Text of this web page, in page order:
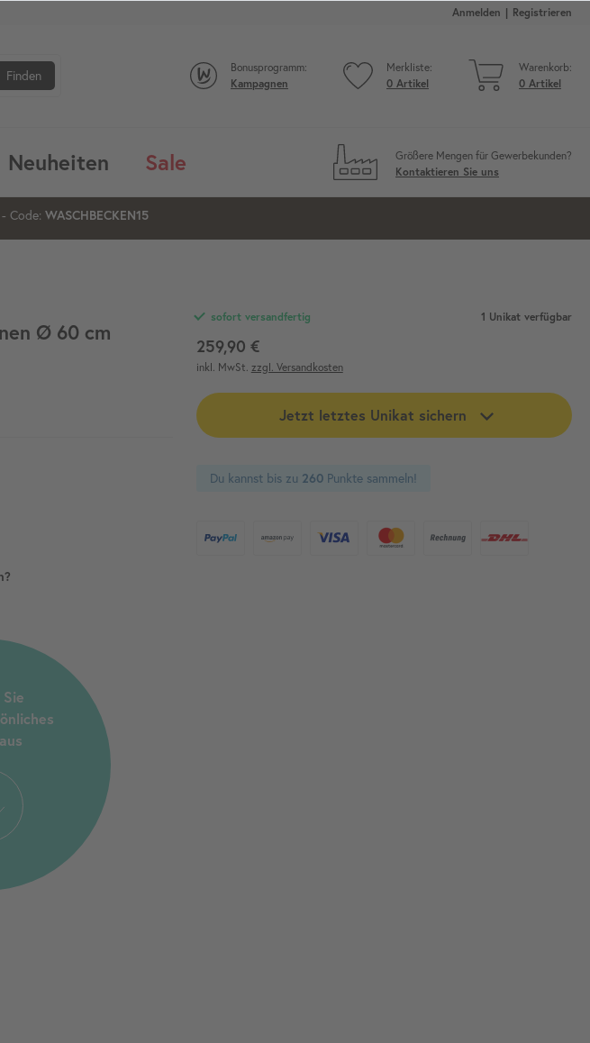
Anmelden Registrieren
Bonusprogramm:
Kampagnen
Merkliste:
0 Artikel
Warenkorb:
0 Artikel
Finden
Neuheiten Sale
Größere Mengen für Gewerbekunden?
Kontaktieren Sie uns
48 30
- Code: WASCHBECKEN15
Ø 60 cm
1 Unikat verfügbar
sofort versandfertig
259,90 €
inkl. MwSt. zzgl. Versandkosten
Jetzt letztes Unikat sichern
Du kannst bis zu 260Punkte sammeln!